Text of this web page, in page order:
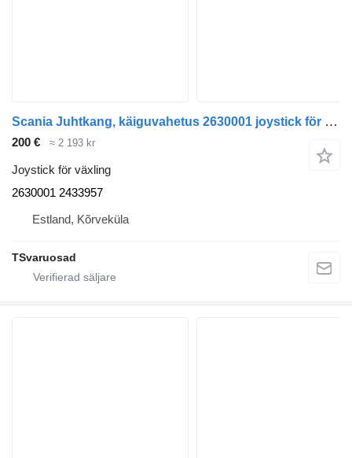
Scania Juhtkang, käiguvahetus 2630001 joystick för växling till Scania R410 dragbil
200 € ≈ 2 193 kr
Joystick för växling
2630001 2433957
Estland, Kõrveküla
TSvaruosad